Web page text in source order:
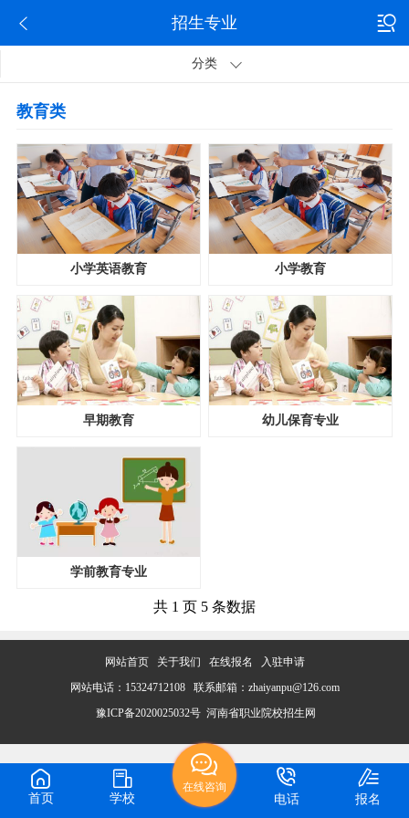
招生专业
分类
教育类
小学英语教育 小学教育
早期教育 幼儿保育专业
学前教育专业
共 1 页 5 条数据
网站首页 关于我们 在线报名
入驻申请
网站电话：15324712108 联系邮箱：zhaiyanpu@126.com
豫ICP备2020025032号 河南省职业院校招生网
首页 学校
在线咨询
电话 报名